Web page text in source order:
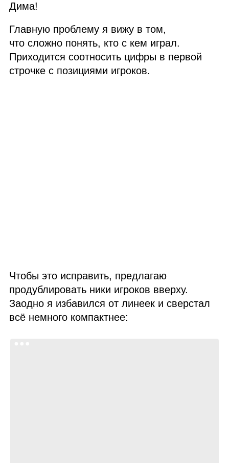
Дима!
Главную проблему я вижу в том,
что сложно понять, кто с кем играл.
Приходится соотносить цифры в первой
строчке с позициями игроков.
Чтобы это исправить, предлагаю
продублировать ники игроков вверху.
Заодно я избавился от линеек и сверстал
всё немного компактнее: